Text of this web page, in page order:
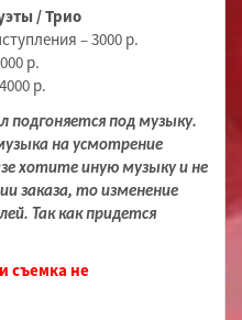
/ Трио
– 3000 р.
р.
р.
под музыку.
на усмотрение
хотите иную музыку и не
заказа, то изменение
Так как придется
съемка не